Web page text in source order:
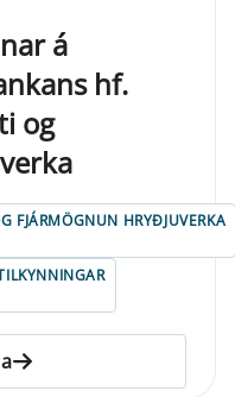
á
hf.
og
FJÁRMÖGNUN HRYÐJUVERKA